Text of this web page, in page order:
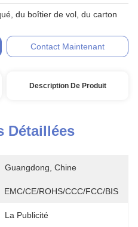
du boîtier de vol, du carton
Contact Maintenant
Description De Produit
Détaillées
Guangdong, Chine
EMC/CE/ROHS/CCC/FCC/BIS
La Publicité